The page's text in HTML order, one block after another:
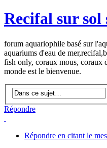
Recifal sur sol
forum aquariophile basé sur
aquariums d'eau de
fish only, coraux mous, coraux
monde est le bienvenue.
Répondre
Répondre en citant le